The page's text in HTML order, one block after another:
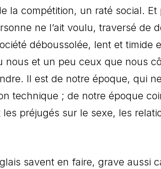
la compétition, un raté social. Et
ne l’ait voulu, traversé de
déboussolée, lent et timide
et un peu ceux que nous
Il est de notre époque, qui
technique ; de notre époque
préjugés sur le sexe, les
savent en faire, grave aussi